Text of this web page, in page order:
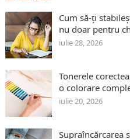
Cum să-ți
nu doar pentru
iulie 28, 2026
Tonerele
o colorare
iulie 20, 2026
Supraîncărcarea